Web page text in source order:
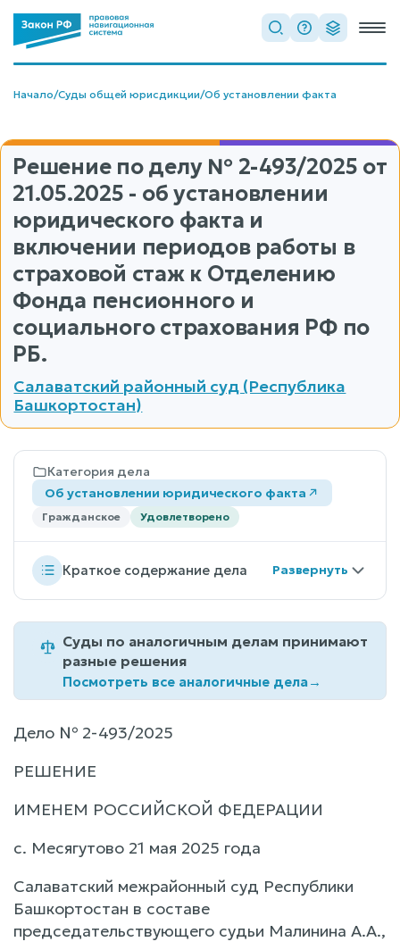
Начало/Суды общей юрисдикции/Об установлении факта
Решение по делу № 2-493/2025 от
21.05.2025 - об установлении
юридического факта и
включении периодов работы в
страховой стаж к Отделению
Фонда пенсионного и
социального страхования РФ по
РБ.
Салаватский районный суд (Республика
Башкортостан)
Категория дела
Об установлении юридического факта
Гражданское Удовлетворено
Краткое содержание дела
Суды по аналогичным делам принимают
разные решения
Посмотреть все аналогичные дела→
Дело № 2-493/2025
РЕШЕНИЕ
ИМЕНЕМ РОССИЙСКОЙ ФЕДЕРАЦИИ
с. Месягутово 21 мая 2025 года
Салаватский межрайонный суд Республики
Башкортостан в составе
председательствующего судьи Малинина А.А.,